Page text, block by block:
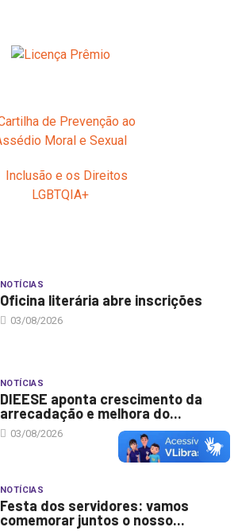
NOTÍCIAS
Oficina literária abre inscrições
03/08/2026
NOTÍCIAS
DIEESE aponta crescimento da
arrecadação e melhora do...
03/08/2026
NOTÍCIAS
Festa dos servidores: vamos
comemorar juntos o nosso...